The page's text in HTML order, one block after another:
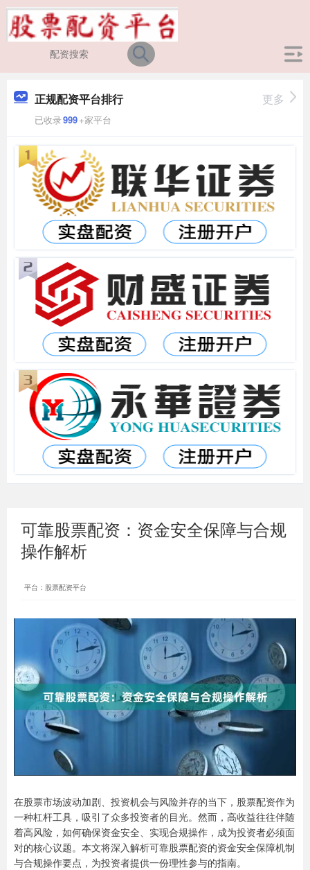
正规配资平台排行
已收录999+家平台
更多
可靠股票配资：资金安全保障与合规
操作解析
平台：股票配资平台
在股票市场波动加剧、投资机会与风险并存的当下，股票配资作为
一种杠杆工具，吸引了众多投资者的目光。然而，高收益往往伴随
着高风险，如何确保资金安全、实现合规操作，成为投资者必须面
对的核心议题。本文将深入解析可靠股票配资的资金安全保障机制
与合规操作要点，为投资者提供一份理性参与的指南。